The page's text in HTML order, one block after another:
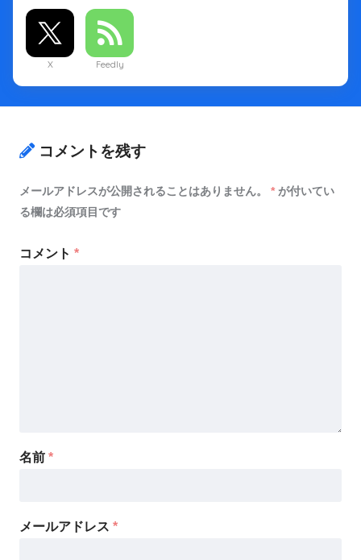
X Feedly
コメントを残す
メールアドレスが公開されることはありません。 * が付いてい
る欄は必須項目です
コメント *
名前 *
メールアドレス *